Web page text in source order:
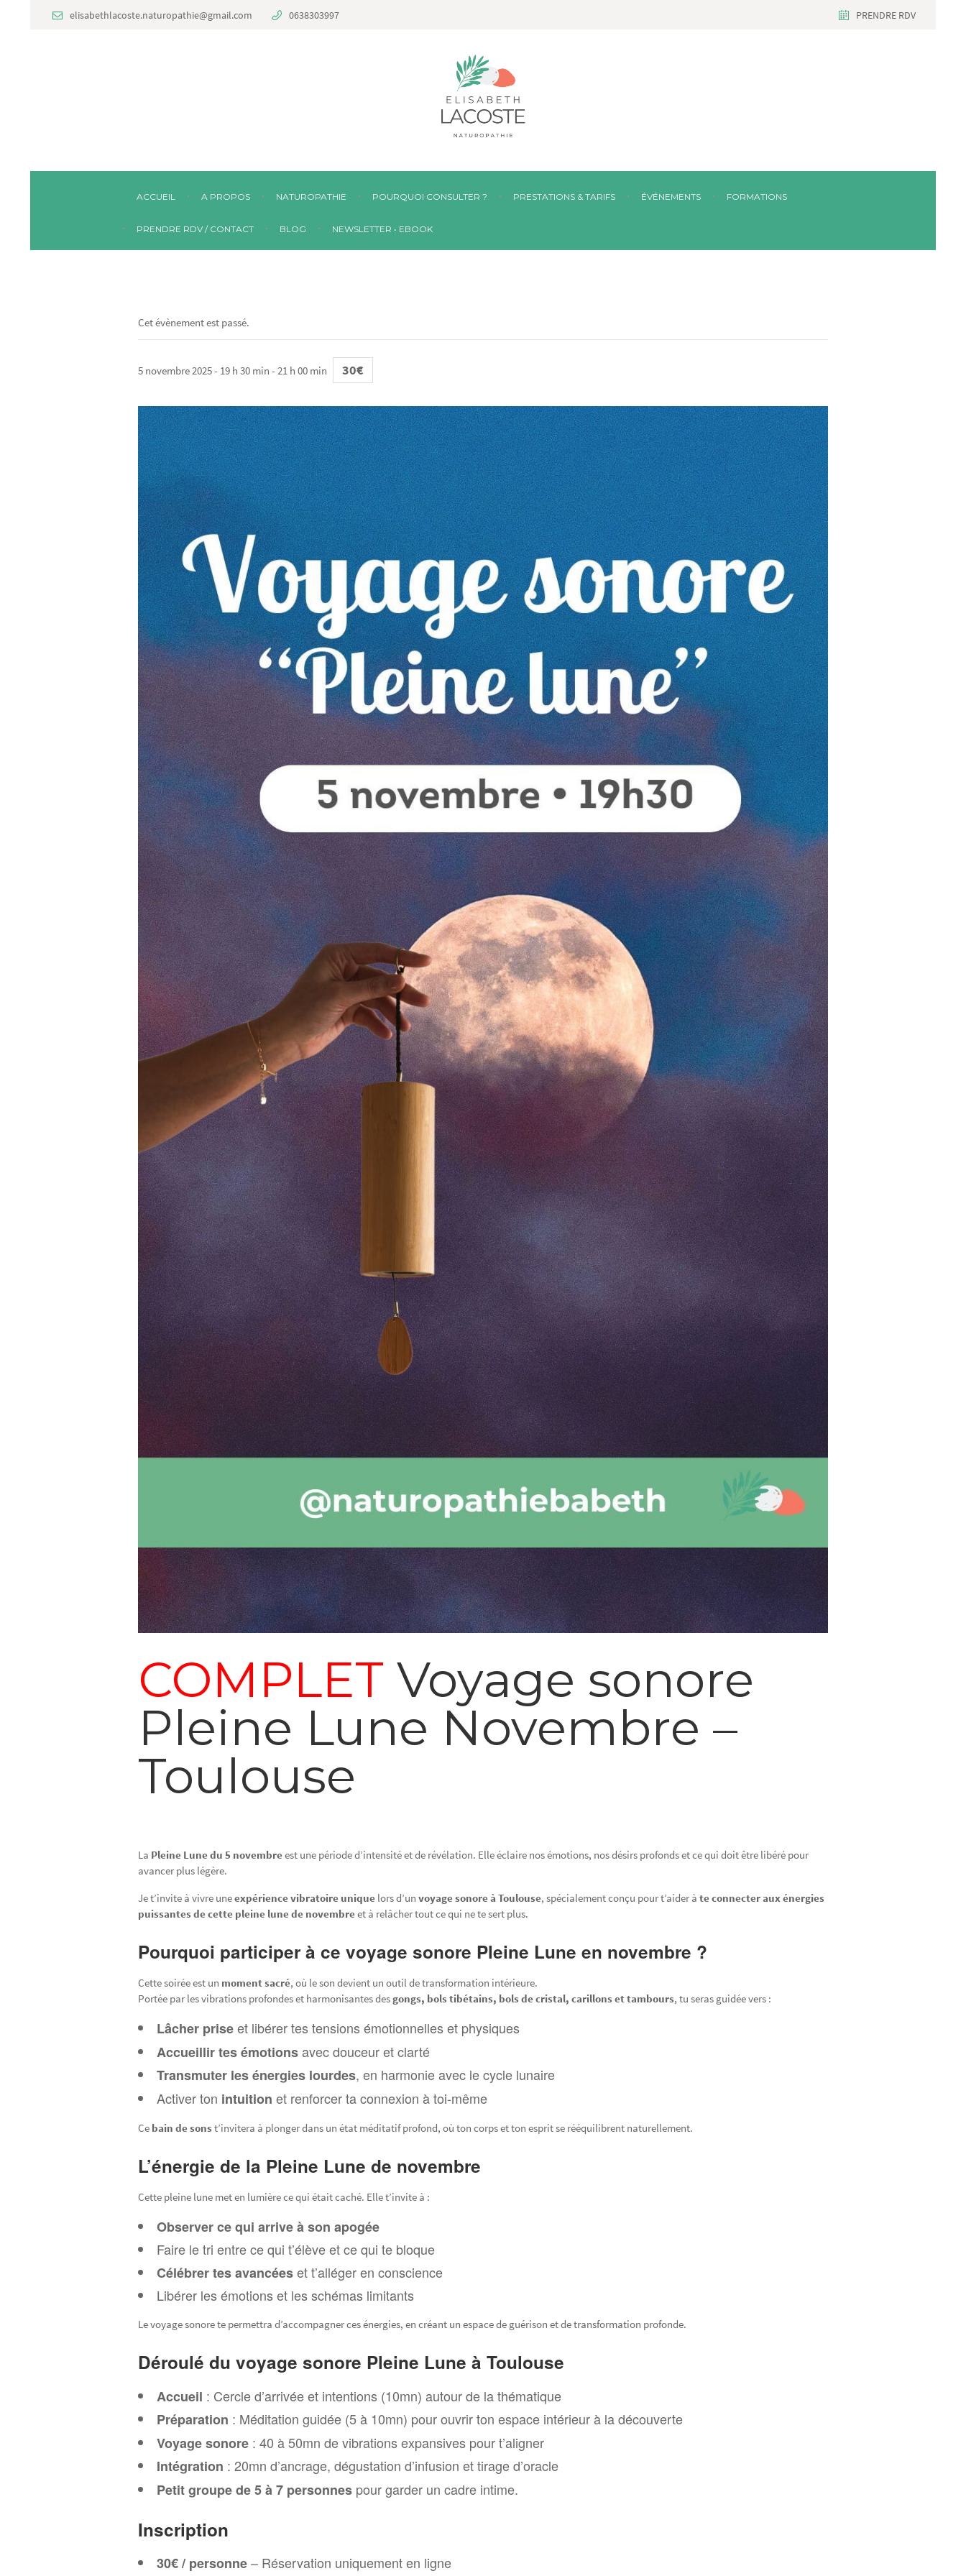
elisabethlacoste.naturopathie@gmail.com 0638303997 PRENDRE RDV
ACCUEIL A PROPOS NATUROPATHIE POURQUOI CONSULTER ? PRESTATIONS & TARIFS ÉVÉNEMENTS FORMATIONS
PRENDRE RDV / CONTACT BLOG NEWSLETTER • EBOOK
Cet évènement est passé.
5 novembre 2025 - 19 h 30 min - 21 h 00 min 30€
COMPLET Voyage sonore
Pleine Lune Novembre –
Toulouse
La Pleine Lune du 5 novembreest une période d’intensité et de révélation. Elle éclaire nos émotions, nos désirs profonds et ce qui doit être libéré pour
avancer plus légère.
Je t’invite à vivre uneexpérience vibratoire uniquelors d’un voyage sonore à Toulouse, spécialement conçu pour t’aider à te connecter aux énergies
puissantes de cette pleine lune de novembreet à relâcher tout ce qui ne te sert plus.
Pourquoi participer à ce voyage sonore Pleine Lune en novembre ?
Cette soirée est un moment sacré, où le son devient un outil de transformation intérieure.
Portée par les vibrations profondes et harmonisantes desgongs, bols tibétains, bols de cristal, carillons et tambours, tu seras guidée vers :
Lâcher priseet libérer tes tensions émotionnelles et physiques
Accueillir tes émotionsavec douceur et clarté
Transmuter les énergies lourdes, en harmonie avec le cycle lunaire
Activer ton intuition et renforcer ta connexion à toi-même
Ce bain de sons t’invitera à plonger dans un état méditatif profond, où ton corps et ton esprit se rééquilibrent naturellement.
L’énergie de la Pleine Lune de novembre
Cette pleine lune met en lumière ce qui était caché. Elle t’invite à :
Observer ce qui arrive à son apogée
Faire le tri entre ce qui t’élève et ce qui te bloque
Célébrer tes avancéeset t’alléger en conscience
Libérer les émotions et les schémas limitants
Le voyage sonore te permettra d’accompagner ces énergies, en créant un espace de guérison et de transformation profonde.
Déroulé du voyage sonore Pleine Lune à Toulouse
Accueil : Cercle d’arrivée et intentions (10mn) autour de la thématique
Préparation : Méditation guidée (5 à 10mn) pour ouvrir ton espace intérieur à la découverte
Voyage sonore: 40 à 50mn de vibrations expansives pour t’aligner
Intégration : 20mn d’ancrage, dégustation d’infusion et tirage d’oracle
Petit groupe de 5 à 7 personnespour garder un cadre intime.
Inscription
30€ / personne– Réservation uniquement en ligne